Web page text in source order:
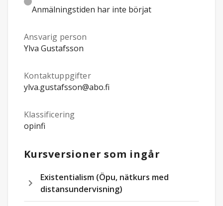
Anmälningstiden har inte börjat
Ansvarig person
Ylva Gustafsson
Kontaktuppgifter
ylva.gustafsson@abo.fi
Klassificering
opinfi
Kursversioner som ingår
Existentialism (Öpu, nätkurs med
distansundervisning)